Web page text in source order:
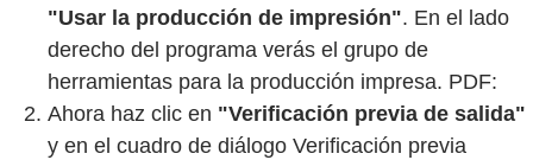
"Usar la producción de impresión". En el lado
derecho del programa verás el grupo de
herramientas para la producción impresa. PDF:
Ahora haz clic en "Verificación previa de salida"
y en el cuadro de diálogo Verificación previa